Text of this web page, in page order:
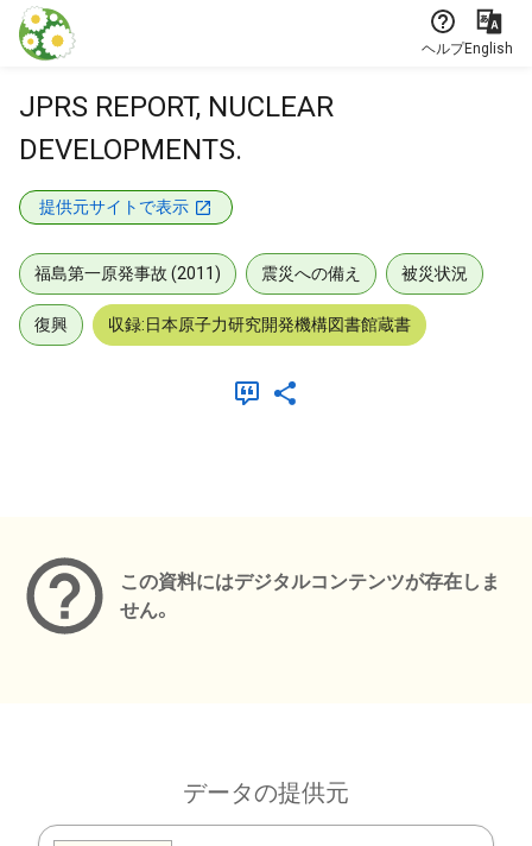
本文に飛ぶ
ヘルプEnglish
JPRS REPORT, NUCLEAR
DEVELOPMENTS.
提供元サイトで表示
福島第一原発事故 (2011) 震災への備え 被災状況
復興 収録:日本原子力研究開発機構図書館蔵書
この資料にはデジタルコンテンツが存在しま
せん。
データの提供元